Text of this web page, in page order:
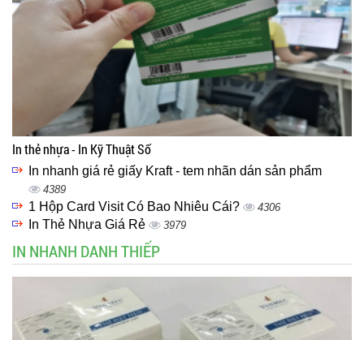
In thẻ nhựa - In Kỹ Thuật Số
In nhanh giá rẻ giấy Kraft - tem nhãn dán sản phẩm
4389
1 Hộp Card Visit Có Bao Nhiêu Cái? 4306
In Thẻ Nhựa Giá Rẻ 3979
IN NHANH DANH THIẾP